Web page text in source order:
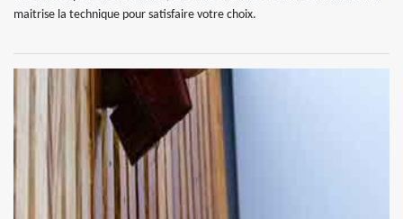
maitrise la technique pour satisfaire votre choix.